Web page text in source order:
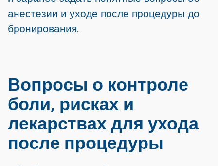
анестезии и уходе после процедуры до
бронирования.
Вопросы о контроле
боли, рисках и
лекарствах для ухода
после процедуры